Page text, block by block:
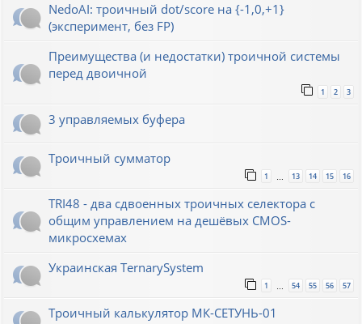
NedoAI: троичный dot/score на {-1,0,+1}
(эксперимент, без FP)
Преимущества (и недостатки) троичной системы
перед двоичной
1 2 3
3 управляемых буфера
Троичный сумматор
1 13 14 15 16
TRI48 - два сдвоенных троичных селектора с
общим управлением на дешёвых CMOS-
микросхемах
Украинская TernarySystem
1 54 55 56 57
Троичный калькулятор МК-СЕТУНЬ-01